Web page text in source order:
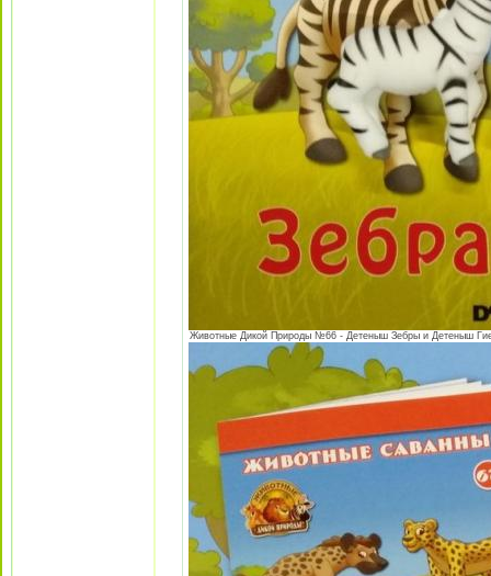
Животные Дикой Природы №66 - Детеныш Зебры и Детеныш